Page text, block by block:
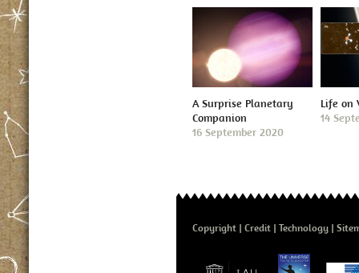
A Surprise Planetary
Companion
16 September 2020
Life on
14
Copyright Credit Technology